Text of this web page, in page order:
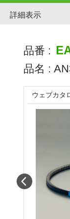
詳細表示
品番 :
品名 :
ウェブカタ